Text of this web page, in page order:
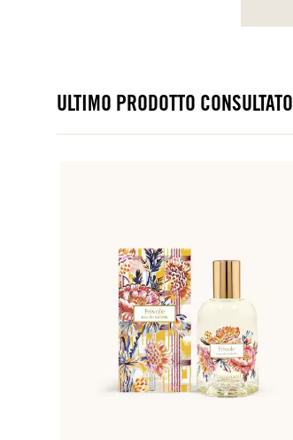
ULTIMO PRODOTTO CONSULTATO